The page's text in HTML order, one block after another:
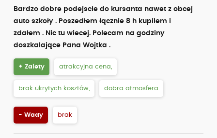
Bardzo dobre podejscie do kursanta nawet z obcej
auto szkoły . Poszedłem łącznie 8 h kupilem i
zdałem . Nic tu wiecej. Polecam na godziny
doszkalające Pana Wojtka .
+ Zalety atrakcyjna cena,
brak ukrytych kosztów, dobra atmosfera
- Wady brak